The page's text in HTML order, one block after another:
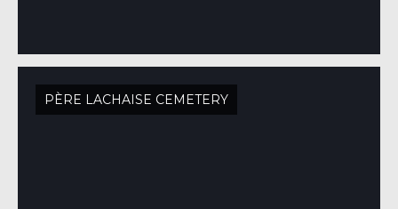
PÈRE LACHAISE CEMETERY